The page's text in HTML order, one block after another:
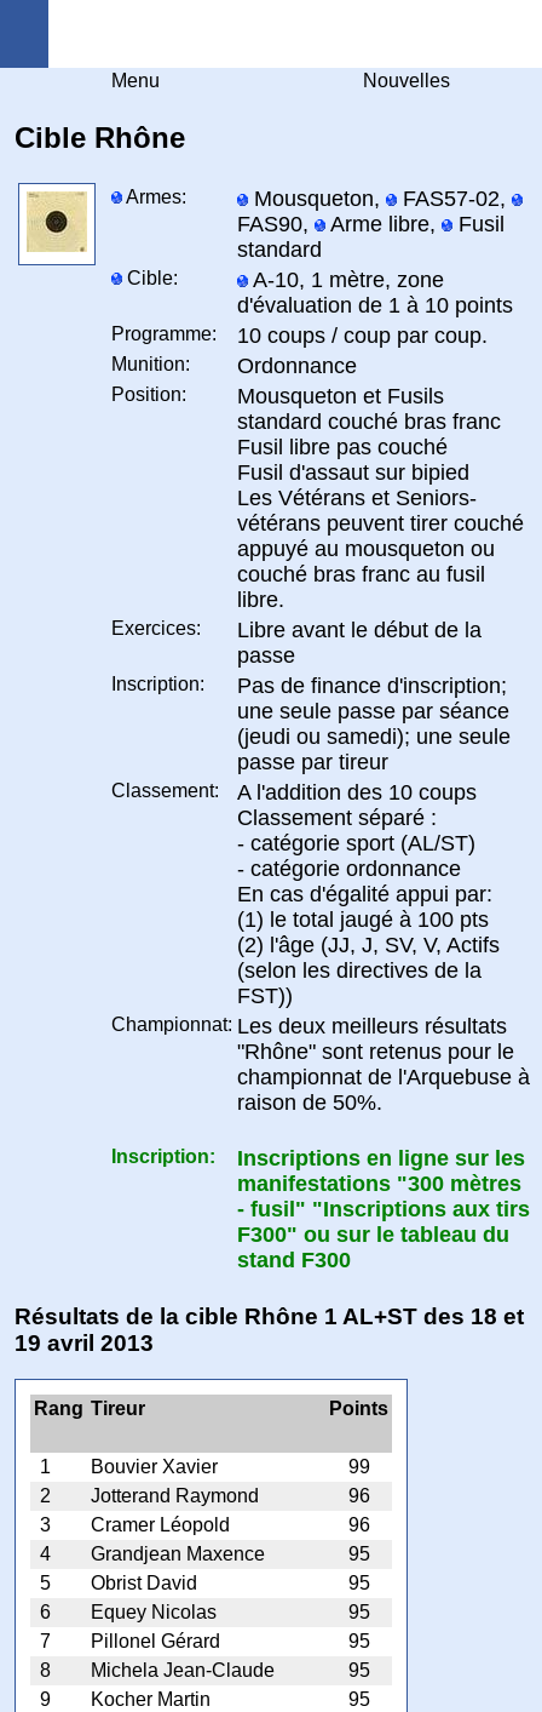
Menu Nouvelles
Cible Rhône
Armes: Mousqueton,
FAS57-02,
FAS90,
Arme libre,
Fusil
standard
Cible:
A-10, 1 mètre, zone
d'évaluation de 1 à 10 points
Programme: 10 coups / coup par coup.
Munition: Ordonnance
Position:
Mousqueton et Fusils
standard couché bras franc
Fusil libre pas couché
Fusil d'assaut sur bipied
Les Vétérans et Seniors-
vétérans peuvent tirer couché
appuyé au mousqueton ou
couché bras franc au fusil
libre.
Exercices:
Libre avant le début de la
passe
Inscription:
Pas de finance d'inscription;
une seule passe par séance
(jeudi ou samedi); une seule
passe par tireur
Classement:
A l'addition des 10 coups
Classement séparé :
- catégorie sport (AL/ST)
- catégorie ordonnance
En cas d'égalité appui par:
(1) le total jaugé à 100 pts
(2) l'âge (JJ, J, SV, V, Actifs
(selon les directives de la
FST))
Championnat: Les deux meilleurs résultats
"Rhône" sont retenus pour le
championnat de l'Arquebuse à
raison de 50%.
Inscription:
Inscriptions en ligne sur les
manifestations "300 mètres
- fusil" "Inscriptions aux tirs
F300" ou sur le tableau du
stand F300
Résultats de la cible Rhône 1 AL+ST des 18 et
19 avril 2013
Rang Tireur Points
1 Bouvier Xavier
99
2
Jotterand Raymond
96
3
Cramer Léopold
96
4
Grandjean Maxence
95
5
Obrist David
95
6
Equey Nicolas
95
7
Pillonel Gérard
95
8
Michela Jean-Claude
95
9
Kocher Martin
95